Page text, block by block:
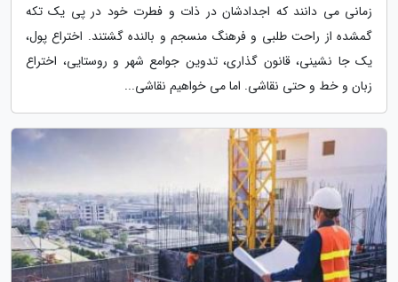
زمانی می دانند که اجدادشان در ذات و فطرت خود در پی یک تکه
گمشده از راحت طلبی و فرهنگ منسجم و بالنده گشتند. اختراع پول،
یک جا نشینی، قانون گذاری، تدوین جوامع شهر و روستایی، اختراع
زبان و خط و حتی نقاشی. اما می خواهیم نقاشی...